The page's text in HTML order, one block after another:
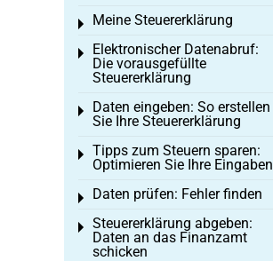
Meine Steuererklärung
Toggle menu
Elektronischer Datenabruf:
Die vorausgefüllte
Steuererklärung
Toggle menu
Daten eingeben: So erstellen
Sie Ihre Steuererklärung
Toggle menu
Tipps zum Steuern sparen:
Optimieren Sie Ihre Eingaben
Toggle menu
Daten prüfen: Fehler finden
Toggle menu
Steuererklärung abgeben:
Daten an das Finanzamt
schicken
Toggle menu